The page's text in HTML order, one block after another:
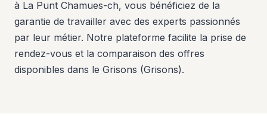
à La Punt Chamues-ch, vous bénéficiez de la
garantie de travailler avec des experts passionnés
par leur métier. Notre plateforme facilite la prise de
rendez-vous et la comparaison des offres
disponibles dans le Grisons (Grisons).